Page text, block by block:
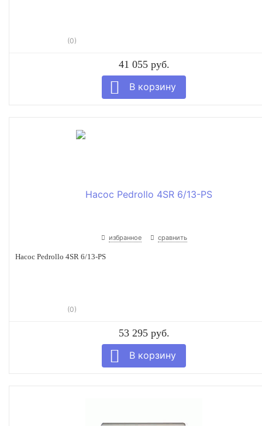
(0)
41 055 руб.
избранное сравнить
Насос Pedrollo 4SR 6/13-PS
(0)
53 295 руб.